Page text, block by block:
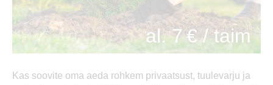
al. 7 € / taim
Kas soovite oma aeda rohkem privaatsust, tuulevarju ja